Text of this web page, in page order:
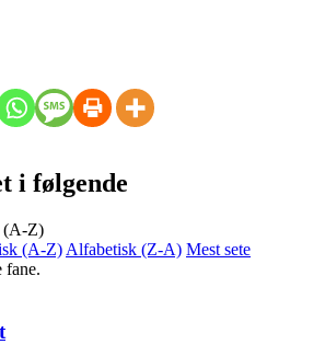
i følgende
(A-Z)
(A-Z) Alfabetisk (Z-A) Mest sete
fane.